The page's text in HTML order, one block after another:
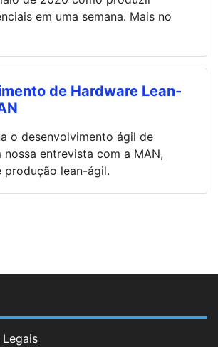
em uma semana. Mais no
de Hardware Lean-
o desenvolvimento ágil de
nossa entrevista com a MAN,
produção lean-ágil.